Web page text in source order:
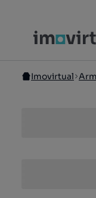
Imovirtual